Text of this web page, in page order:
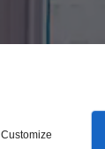
Customize